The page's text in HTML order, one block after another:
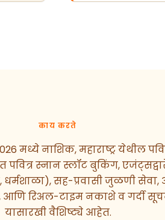
काय करते
नाशिक, महाराष्ट्र येथील
स्नान स्लॉट बुकिंग,
धर्मशाळा), सह-प्रवासी जुळणी
आणि रिअल-टाइम नकाशे व गर्दी
यासारखी वैशिष्ट्ये आहेत.